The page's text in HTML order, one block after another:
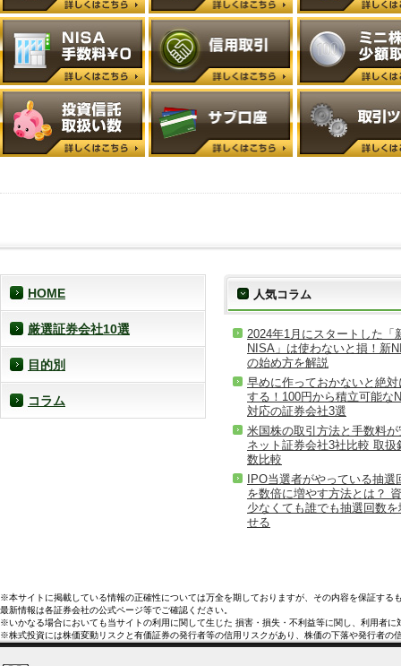
HOME
厳選証券会社10選
目的別
コラム
人気コラム
2024年1月にスタートした「
NISA」は使わないと損！新
の始め方を解説
早めに作っておかないと絶対
する！100円から積立可能な
対応の証券会社3選
米国株の取引方法と手数料が
ネット証券会社3社比較 取扱
数比較
IPO当選者がやっている抽選
を数倍に増やす方法とは？
少なくても誰でも抽選回数を
せる
※本サイトに掲載している情報の正確性については万全を期しておりますが、その内容を保証す
最新情報は各証券会社の公式ページ等でご確認ください。
※いかなる場合においても当サイトの利用に関して生じた 損害・損失・不利益等に関し、利用者に
※株式投資には株価変動リスクと有価証券の発行者等の信用リスクがあり、株価の下落や発行者